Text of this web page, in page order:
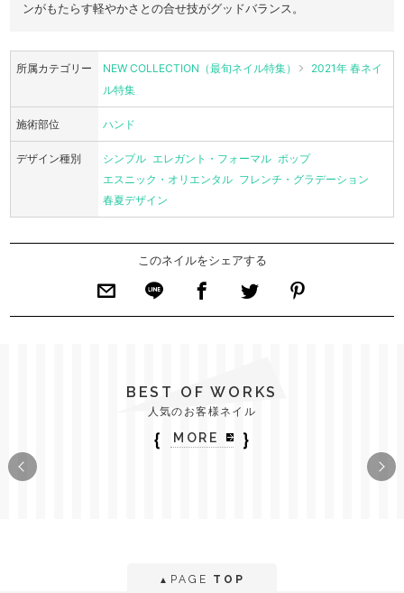
ンがもたらす軽やかさとの合せ技がグッドバランス。
所属カテゴリー NEW COLLECTION（最旬ネイル特集）
2021年 春ネイ
ル特集
施術部位 ハンド
デザイン種別 シンプル エレガント・フォーマル ポップ
エスニック・オリエンタル フレンチ・グラデーション
春夏デザイン
このネイルをシェアする
BEST OF WORKS
人気のお客様ネイル
｛ MORE ｝
▲ PAGE TOP